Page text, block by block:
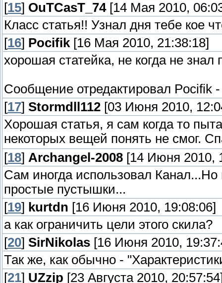
[15] OuTCasT_74[14 Мая 2010,
Класс статья!! Узнал дня тебе кое
[16] Pocifik [16 Мая 2010, 21:38:18]
хорошая статейка, не когда не знал
Сообщение отредактировал Pocifik
[17] Stormdll112 [03 Июня 2010,
Хорошая статья, я сам когда то
некоторых вещей понять не смог.
[18] Archangel-2008 [14 Июня 2010,
Сам иногда использовал
простые пустышки...
[19] kurtdn [16 Июня 2010, 19:08:06]
а как ограничить цели этого скила?
[20] SirNikolas [16 Июня 2010,
Так же, как обычно -
[21] UZzip [23 Августа 2010,